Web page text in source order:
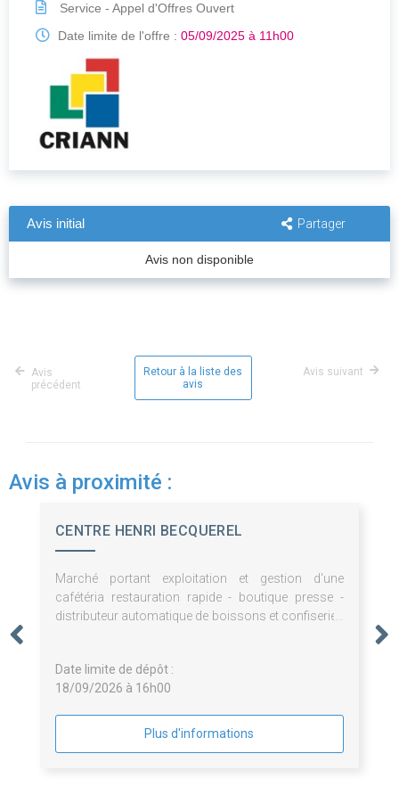
Service - Appel d'Offres Ouvert
Date limite de l'offre : 05/09/2025 à 11h00
Avis initial Partager
Avis non disponible
Avis
précédent
Retour à la liste des
avis
Avis suivant
Avis à proximité :
CENTRE HENRI BECQUEREL
Marché portant exploitation et gestion d'une
cafétéria restauration rapide - boutique presse -
distributeur automatique de boissons et confiseries
Date limite de dépôt :
18/09/2026 à 16h00
Plus d'informations